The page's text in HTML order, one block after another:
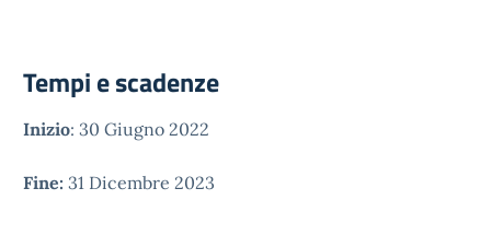
Tempi e scadenze
Inizio: 30 Giugno 2022
Fine: 31 Dicembre 2023